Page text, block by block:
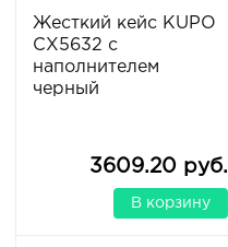
Жесткий кейс KUPO
CX5632 с
наполнителем
черный
3609.20 руб.
В корзину